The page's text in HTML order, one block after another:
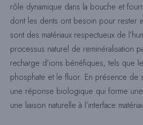
rôle dynamique dans la bouche et
dont les dents ont besoin pour rester
sont des matériaux respectueux de
processus naturel de reminéralisation
recharge d’ions bénéfiques, tels que
phosphate et le fluor. En présence de
une réponse biologique qui forme une
une liaison naturelle à l’interface